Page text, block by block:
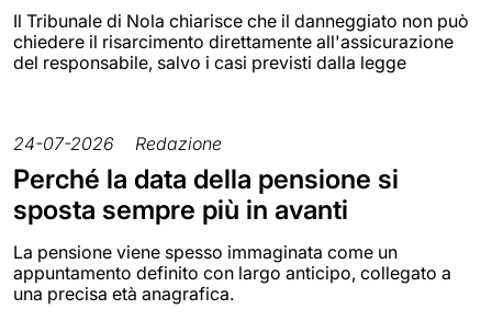
Il Tribunale di Nola chiarisce che il danneggiato non può
chiedere il risarcimento direttamente all'assicurazione
del responsabile, salvo i casi previsti dalla legge
24-07-2026 Redazione
Perché la data della pensione si
sposta sempre più in avanti
La pensione viene spesso immaginata come un
appuntamento definito con largo anticipo, collegato a
una precisa età anagrafica.